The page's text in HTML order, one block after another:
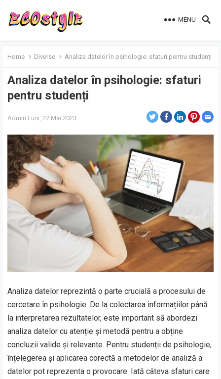
MENU
Home Diverse Analiza datelor în psihologie: sfaturi pentru studenți
Analiza datelor în psihologie: sfaturi
pentru studenți
Admin Luni, 22 Mai 2023
Analiza datelor reprezintă o parte crucială a procesului de
cercetare în psihologie. De la colectarea informațiilor până
la interpretarea rezultatelor, este important să abordezi
analiza datelor cu atenție și metodă pentru a obține
concluzii valide și relevante. Pentru studenții de psihologie,
înțelegerea și aplicarea corectă a metodelor de analiză a
datelor pot reprezenta o provocare. Iată câteva sfaturi care